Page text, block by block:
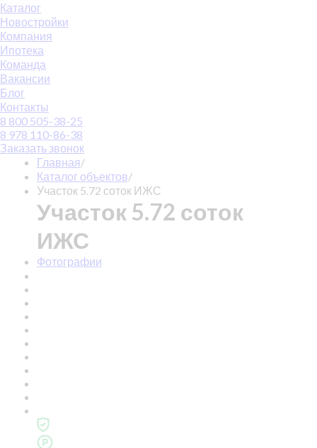
Каталог
Новостройки
Компания
Ипотека
Команда
Вакансии
Блог
Контакты
8 800 505-38-25
8 978 110-86-38
Заказать звонок
Главная/
Каталог объектов/
Участок 5.72 соток ИЖС
Участок 5.72 соток
ИЖС
Фотографии